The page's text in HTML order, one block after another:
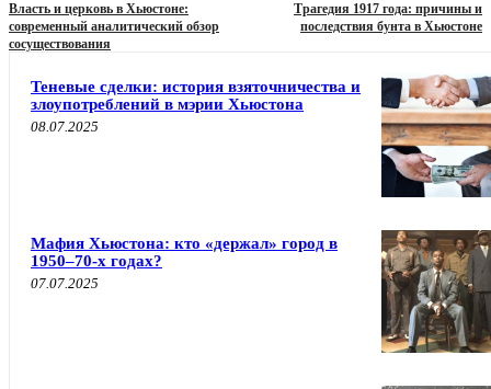
Власть и церковь в Хьюстоне:
современный аналитический обзор
сосуществования
Трагедия 1917 года: причины и
последствия бунта в Хьюстоне
Теневые сделки: история взяточничества и
злоупотреблений в мэрии Хьюстона
08.07.2025
Мафия Хьюстона: кто «держал» город в
1950–70-х годах?
07.07.2025